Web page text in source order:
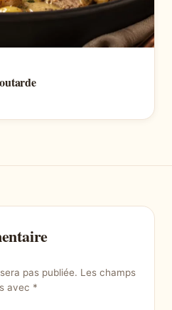
pas publiée. Les champs
avec *